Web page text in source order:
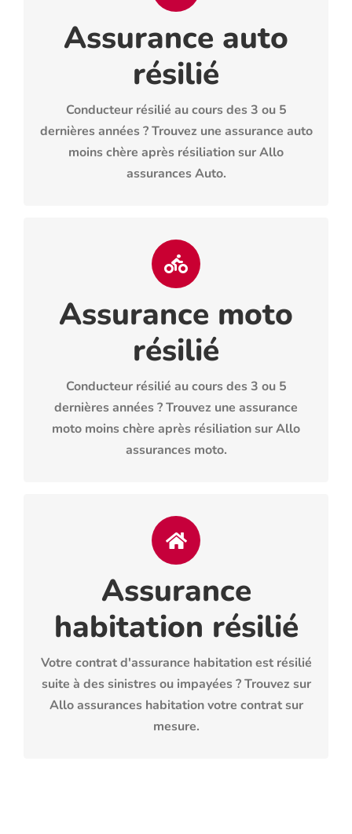
Assurance auto
résilié
Conducteur résilié au cours des 3 ou 5
dernières années ? Trouvez une assurance auto
moins chère après résiliation sur Allo
assurances Auto.
OBTENIR UN DEVIS
Assurance moto
résilié
Conducteur résilié au cours des 3 ou 5
dernières années ? Trouvez une assurance
moto moins chère après résiliation sur Allo
assurances moto.
OBTENIR UN DEVIS
Assurance
habitation résilié
Votre contrat d'assurance habitation est résilié
suite à des sinistres ou impayées ? Trouvez sur
Allo assurances habitation votre contrat sur
mesure.
OBTENIR UN DEVIS